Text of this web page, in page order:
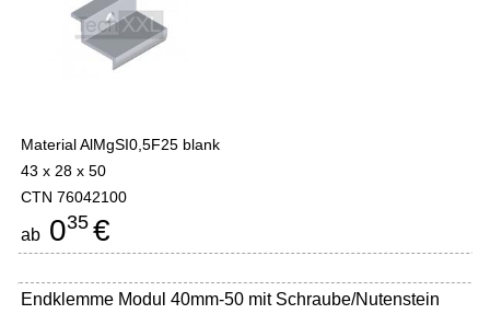
Material AlMgSI0,5F25 blank
43 x 28 x 50
CTN 76042100
ab 035 €
Endklemme Modul 40mm-50 mit Schraube/Nutenstein